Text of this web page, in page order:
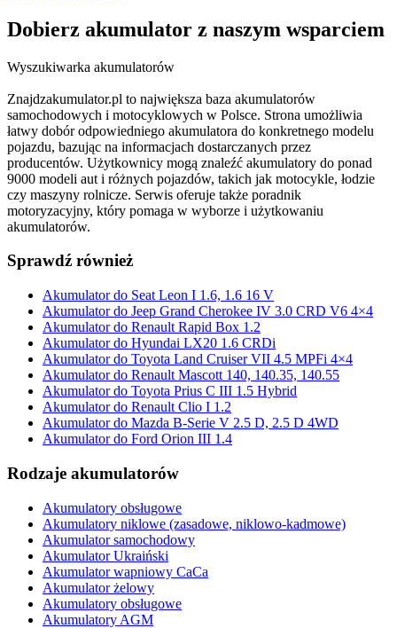
Dobierz akumulator z naszym wsparciem
Wyszukiwarka akumulatorów
Znajdzakumulator.pl to największa baza akumulatorów
samochodowych i motocyklowych w Polsce. Strona umożliwia
łatwy dobór odpowiedniego akumulatora do konkretnego modelu
pojazdu, bazując na informacjach dostarczanych przez
producentów. Użytkownicy mogą znaleźć akumulatory do ponad
9000 modeli aut i różnych pojazdów, takich jak motocykle, łodzie
czy maszyny rolnicze. Serwis oferuje także poradnik
motoryzacyjny, który pomaga w wyborze i użytkowaniu
akumulatorów.
Sprawdź również
Akumulator do Seat Leon I 1.6, 1.6 16 V
Akumulator do Jeep Grand Cherokee IV 3.0 CRD V6 4×4
Akumulator do Renault Rapid Box 1.2
Akumulator do Hyundai LX20 1.6 CRDi
Akumulator do Toyota Land Cruiser VII 4.5 MPFi 4×4
Akumulator do Renault Mascott 140, 140.35, 140.55
Akumulator do Toyota Prius C III 1.5 Hybrid
Akumulator do Renault Clio I 1.2
Akumulator do Mazda B-Serie V 2.5 D, 2.5 D 4WD
Akumulator do Ford Orion III 1.4
Rodzaje akumulatorów
Akumulatory obsługowe
Akumulatory niklowe (zasadowe, niklowo-kadmowe)
Akumulator samochodowy
Akumulator Ukraiński
Akumulator wapniowy CaCa
Akumulator żelowy
Akumulatory obsługowe
Akumulatory AGM